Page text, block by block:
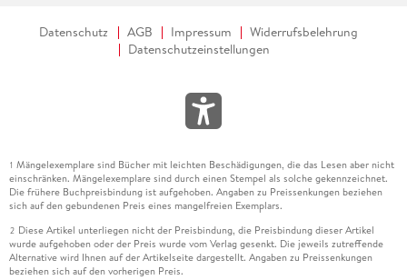
Datenschutz AGB Impressum
Widerrufsbelehrung
Datenschutzeinstellungen
1 Mängelexemplare sind Bücher mit leichten Beschädigungen, die das Lesen aber nicht
einschränken. Mängelexemplare sind durch einen Stempel als solche gekennzeichnet.
Die frühere Buchpreisbindung ist aufgehoben. Angaben zu Preissenkungen beziehen
sich auf den gebundenen Preis eines mangelfreien Exemplars.
2 Diese Artikel unterliegen nicht der Preisbindung, die Preisbindung dieser Artikel
wurde aufgehoben oder der Preis wurde vom Verlag gesenkt. Die jeweils zutreffende
Alternative wird Ihnen auf der Artikelseite dargestellt. Angaben zu Preissenkungen
beziehen sich auf den vorherigen Preis.